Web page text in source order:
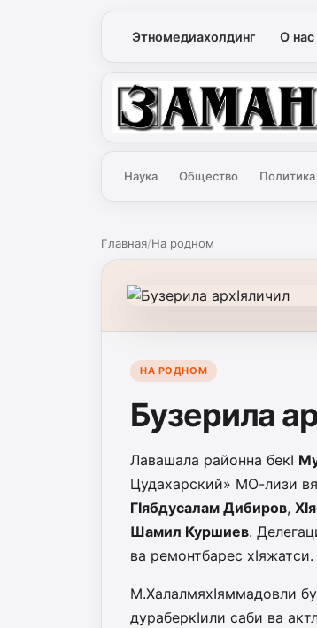
Этномедиахолдинг О нас
Замана
Наука Общество Политика
Главная/На родном
НА РОДНОМ
Бузерила
Лавашала районна бекI
Цудахарский» МО-лизи
ГIябдусалам Дибиров,
Шамил Куршиев.
ва ремонтбарес хIяжатси.
М.ХалалмяхIяммадовли
дураберкIили саби ва